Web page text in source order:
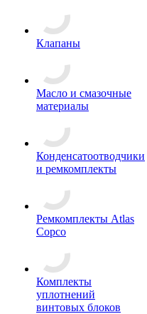
Клапаны
Масло и смазочные
материалы
Конденсатоотводчики
и ремкомплекты
Ремкомплекты Atlas
Copco
Комплекты
уплотнений
винтовых блоков